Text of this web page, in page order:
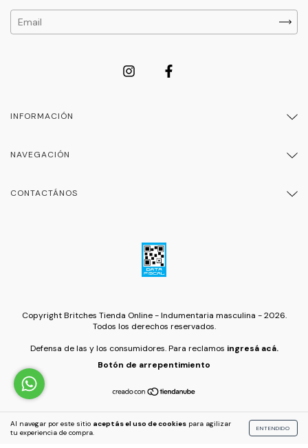
Al navegar por este sitio aceptás el uso de cookies para agilizar
tu experiencia de compra.
ENTENDIDO
INFORMACIÓN
NAVEGACIÓN
CONTACTÁNOS
Copyright Britches Tienda Online - Indumentaria masculina - 2026.
Todos los derechos reservados.
Defensa de las y los consumidores. Para reclamos ingresá acá.
Botón de arrepentimiento